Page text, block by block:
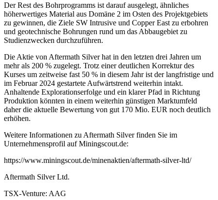
Der Rest des Bohrprogramms ist darauf ausgelegt, ähnliches
höherwertiges Material aus Domäne 2 im Osten des Projektgebiets
zu gewinnen, die Ziele SW Intrusive und Copper East zu erbohren
und geotechnische Bohrungen rund um das Abbaugebiet zu
Studienzwecken durchzuführen.
Die Aktie von Aftermath Silver hat in den letzten drei Jahren um
mehr als 200 % zugelegt. Trotz einer deutlichen Korrektur des
Kurses um zeitweise fast 50 % in diesem Jahr ist der langfristige und
im Februar 2024 gestartete Aufwärtstrend weiterhin intakt.
Anhaltende Explorationserfolge und ein klarer Pfad in Richtung
Produktion könnten in einem weiterhin günstigen Marktumfeld
daher die aktuelle Bewertung von gut 170 Mio. EUR noch deutlich
erhöhen.
Weitere Informationen zu Aftermath Silver finden Sie im
Unternehmensprofil auf Miningscout.de:
https://www.miningscout.de/minenaktien/aftermath-silver-ltd/
Aftermath Silver Ltd.
TSX-Venture: AAG